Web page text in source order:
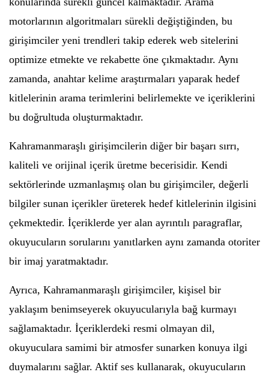
motorlarının algoritmaları sürekli değiştiğinden, bu
girişimciler yeni trendleri takip ederek web sitelerini
optimize etmekte ve rekabette öne çıkmaktadır. Aynı
zamanda, anahtar kelime araştırmaları yaparak hedef
kitlelerinin arama terimlerini belirlemekte ve içeriklerini
bu doğrultuda oluşturmaktadır.
Kahramanmaraşlı girişimcilerin diğer bir başarı sırrı,
kaliteli ve orijinal içerik üretme becerisidir. Kendi
sektörlerinde uzmanlaşmış olan bu girişimciler, değerli
bilgiler sunan içerikler üreterek hedef kitlelerinin ilgisini
çekmektedir. İçeriklerde yer alan ayrıntılı paragraflar,
okuyucuların sorularını yanıtlarken aynı zamanda otoriter
bir imaj yaratmaktadır.
Ayrıca, Kahramanmaraşlı girişimciler, kişisel bir
yaklaşım benimseyerek okuyucularıyla bağ kurmayı
sağlamaktadır. İçeriklerdeki resmi olmayan dil,
okuyuculara samimi bir atmosfer sunarken konuya ilgi
duymalarını sağlar. Aktif ses kullanarak, okuyucuların